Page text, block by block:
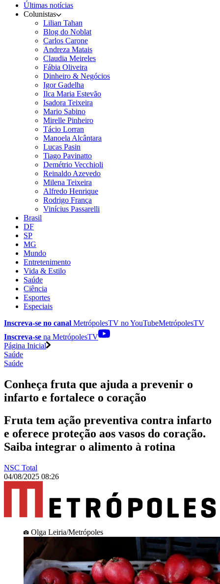
Últimas notícias
Colunistas
Lilian Tahan
Blog do Noblat
Carlos Carone
Andreza Matais
Claudia Meireles
Fábia Oliveira
Dinheiro & Negócios
Igor Gadelha
Ilca Maria Estevão
Isadora Teixeira
Mario Sabino
Mirelle Pinheiro
Tácio Lorran
Manoela Alcântara
Lucas Pasin
Tiago Pavinatto
Demétrio Vecchioli
Reinaldo Azevedo
Milena Teixeira
Alfredo Henrique
Rodrigo França
Vinícius Passarelli
Brasil
DF
SP
MG
Mundo
Entretenimento
Vida & Estilo
Saúde
Ciência
Esportes
Especiais
Inscreva-se no canal MetrópolesTV noYouTubeMetrópolesTV
Inscreva-se na MetrópolesTV
Página Inicial
Saúde
Saúde
Conheça fruta que ajuda a prevenir o
infarto e fortalece o coração
Fruta tem ação preventiva contra infarto
e oferece proteção aos vasos do coração.
Saiba integrar o alimento à rotina
NSC Total
04/08/2025 08:26
Olga Leiria/Metrópoles